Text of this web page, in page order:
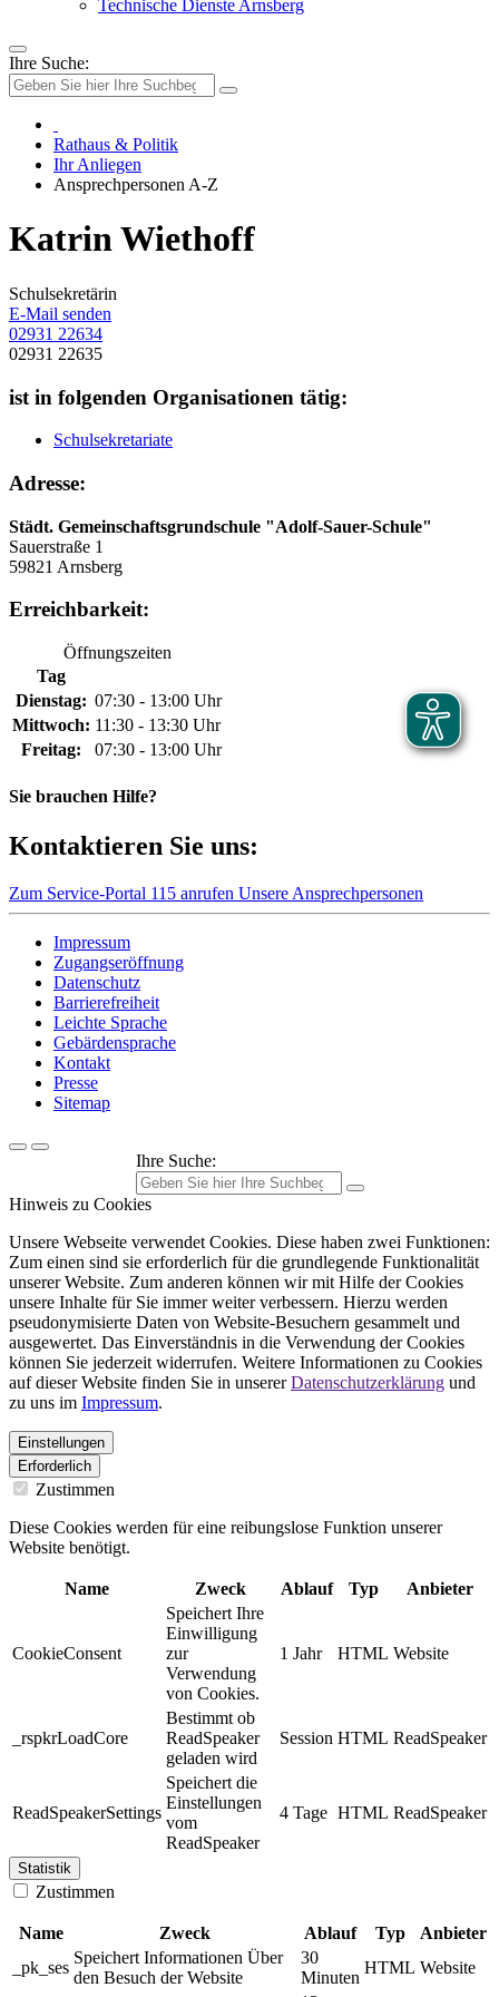
Technische Dienste Arnsberg
Ihre Suche:
Rathaus & Politik
Ihr Anliegen
Ansprechpersonen A-Z
Katrin Wiethoff
Schulsekretärin
E-Mail senden
02931 22634
02931 22635
ist in folgenden Organisationen tätig:
Schulsekretariate
Adresse:
Städt. Gemeinschaftsgrundschule "Adolf-Sauer-Schule"
Sauerstraße 1
59821 Arnsberg
Erreichbarkeit:
Öffnungszeiten
Tag
Dienstag: 07:30 - 13:00 Uhr
Mittwoch: 11:30 - 13:30 Uhr
Freitag:
07:30 - 13:00 Uhr
Sie brauchen Hilfe?
Kontaktieren Sie uns:
Zum Service-Portal 115 anrufen Unsere Ansprechpersonen
Impressum
Zugangseröffnung
Datenschutz
Barrierefreiheit
Leichte Sprache
Gebärdensprache
Kontakt
Presse
Sitemap
Ihre Suche:
Hinweis zu Cookies
Unsere Webseite verwendet Cookies. Diese haben zwei Funktionen:
Zum einen sind sie erforderlich für die grundlegende Funktionalität
unserer Website. Zum anderen können wir mit Hilfe der Cookies
unsere Inhalte für Sie immer weiter verbessern. Hierzu werden
pseudonymisierte Daten von Website-Besuchern gesammelt und
ausgewertet. Das Einverständnis in die Verwendung der Cookies
können Sie jederzeit widerrufen. Weitere Informationen zu Cookies
auf dieser Website finden Sie in unsererDatenschutzerklärung und
zu uns im Impressum.
Einstellungen
Erforderlich
Zustimmen
Diese Cookies werden für eine reibungslose Funktion unserer
Website benötigt.
Name Zweck Ablauf Typ Anbieter
CookieConsent
Speichert Ihre
Einwilligung
zur
Verwendung
von Cookies.
1 Jahr HTML Website
_rspkrLoadCore
Bestimmt ob
ReadSpeaker
geladen wird
Session HTML ReadSpeaker
ReadSpeakerSettings
Speichert die
Einstellungen
vom
ReadSpeaker
4 Tage HTML ReadSpeaker
Statistik
Zustimmen
Name Zweck Ablauf Typ
Anbieter
_pk_ses
Speichert Informationen Über
den Besuch der Website
30
Minuten
HTML Website